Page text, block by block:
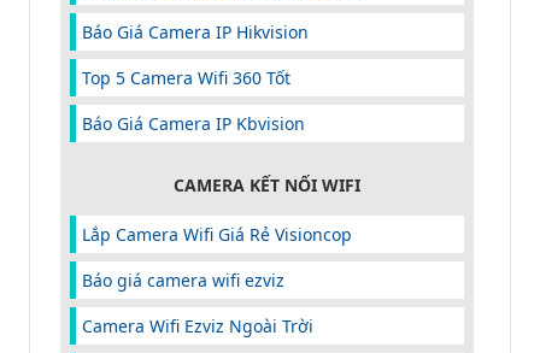
Báo Giá Camera IP Hikvision
Top 5 Camera Wifi 360 Tốt
Báo Giá Camera IP Kbvision
CAMERA KẾT NỐI WIFI
Lắp Camera Wifi Giá Rẻ Visioncop
Báo giá camera wifi ezviz
Camera Wifi Ezviz Ngoài Trời